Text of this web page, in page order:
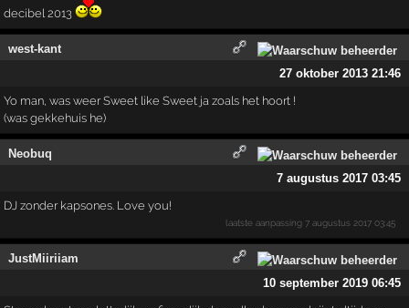
decibel 2013
west-kant
27 oktober 2013 21:46
Yo man, was weer Sweet like Sweet ja zoals het hoort !
(was gekkehuis he)
Neobuq
7 augustus 2017 03:45
DJ zonder kapsones. Love you!
laatste aanpassing7 augustus 2017 03:45
JustMiiriiam
10 september 2019 06:45